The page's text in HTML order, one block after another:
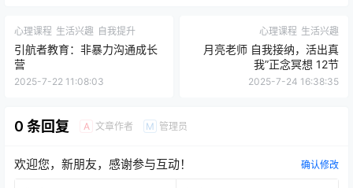
引航者教育：非暴力沟通成长
营
2025-7-22 11:08:03
月亮老师 自我接纳，活出真
我”正念冥想 12节
2025-7-24 16:38:35
欢迎您，新朋友，感谢参与互动！